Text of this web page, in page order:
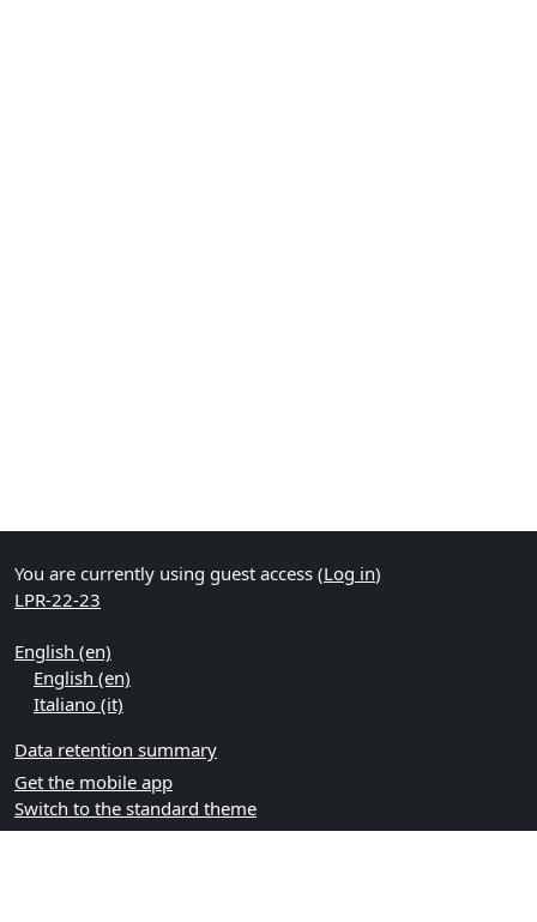
You are currently using guest access (Log in)
LPR-22-23
English ‎(en)‎
English ‎(en)‎
Italiano ‎(it)‎
Data retention summary
Get the mobile app
Switch to the standard theme